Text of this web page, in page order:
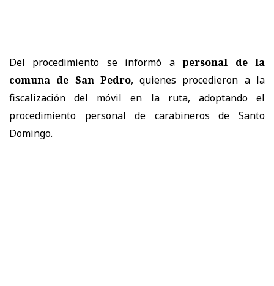
Del procedimiento se informó apersonal de la
comuna de San Pedro, quienes procedieron a la
fiscalización del móvil en la ruta, adoptando el
procedimiento personal de carabineros de Santo
Domingo.